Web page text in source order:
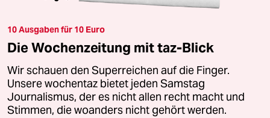
10 Ausgaben für 10 Euro
Die Wochenzeitung mit taz-Blick
Wir schauen den Superreichen auf die Finger.
Unsere wochentaz bietet jeden Samstag
Journalismus, der es nicht allen recht macht und
Stimmen, die woanders nicht gehört werden.